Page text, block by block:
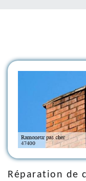
Réparation de